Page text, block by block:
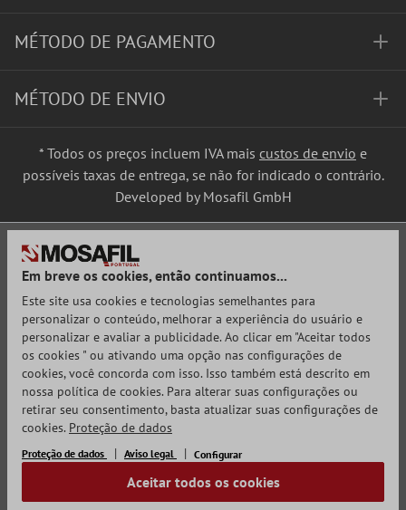
MÉTODO DE PAGAMENTO
MÉTODO DE ENVIO
* Todos os preços incluem IVA mais custos de envio e
possíveis taxas de entrega, se não for indicado o contrário.
Developed by Mosafil GmbH
Em breve os cookies, então continuamos...
Este site usa cookies e tecnologias semelhantes para
personalizar o conteúdo, melhorar a experiência do usuário e
personalizar e avaliar a publicidade. Ao clicar em "Aceitar todos
os cookies " ou ativando uma opção nas configurações de
cookies, você concorda com isso. Isso também está descrito em
nossa política de cookies. Para alterar suas configurações ou
retirar seu consentimento, basta atualizar suas configurações de
cookies. Proteção de dados
Proteção de dados Aviso legal Configurar
Aceitar todos os cookies